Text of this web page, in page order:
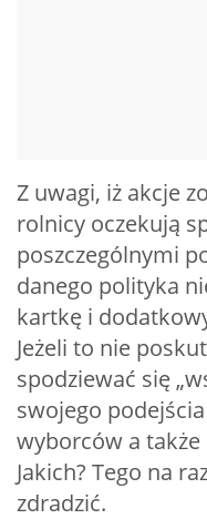
Z uwagi, iż akcje
rolnicy oczekują
poszczególnymi
danego polityka
kartkę i
Jeżeli to nie
spodziewać się
swojego
wyborców a
Jakich? Tego na
zdradzić.